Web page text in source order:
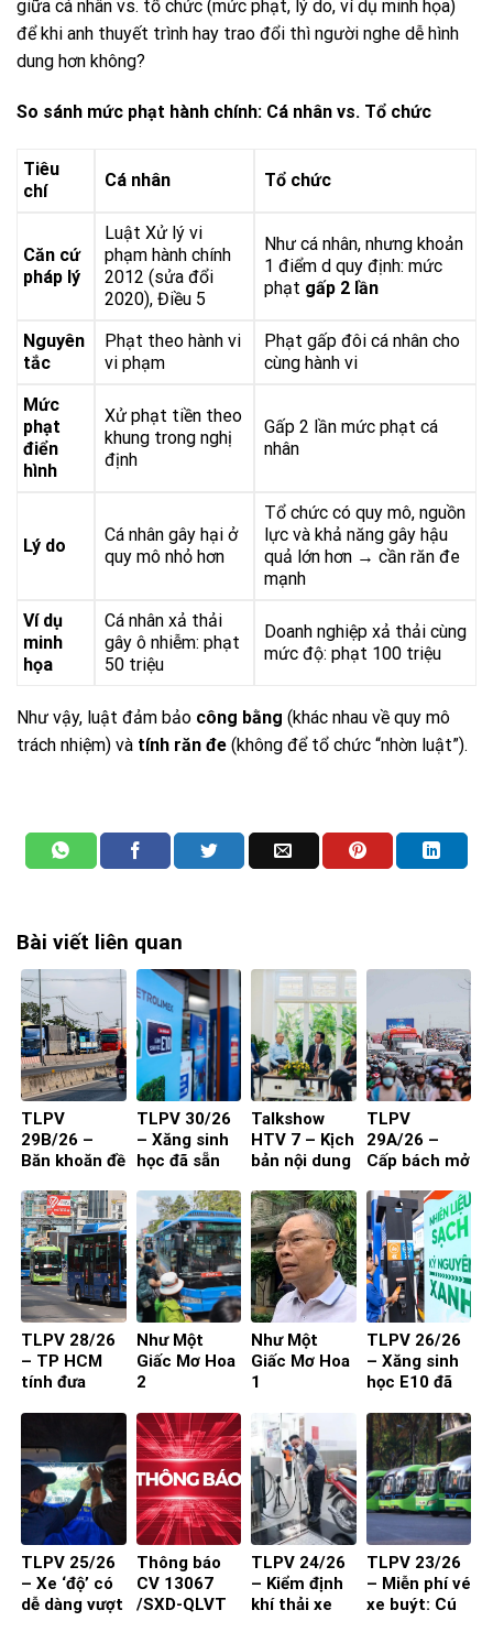
giữa cá nhân vs. tổ chức (mức phạt, lý do, ví dụ minh họa)
để khi anh thuyết trình hay trao đổi thì người nghe dễ hình
dung hơn không?
So sánh mức phạt hành chính: Cá nhân vs. Tổ chức
Tiêu
chí
Cá nhân Tổ chức
Căn cứ
pháp lý
Luật Xử lý vi
phạm hành chính
2012 (sửa đổi
2020), Điều 5
Như cá nhân, nhưng khoản
1 điểm d quy định: mức
phạt gấp 2 lần
Nguyên
tắc
Phạt theo hành vi
vi phạm
Phạt gấp đôi cá nhân cho
cùng hành vi
Mức
phạt
điển
hình
Xử phạt tiền theo
khung trong nghị
định
Gấp 2 lần mức phạt cá
nhân
Lý do
Cá nhân gây hại ở
quy mô nhỏ hơn
Tổ chức có quy mô, nguồn
lực và khả năng gây hậu
quả lớn hơn → cần răn đe
mạnh
Ví dụ
minh
họa
Cá nhân xả thải
gây ô nhiễm: phạt
50 triệu
Doanh nghiệp xả thải cùng
mức độ: phạt 100 triệu
Như vậy, luật đảm bảo công bằng (khác nhau về quy mô
trách nhiệm) và tính răn đe (không để tổ chức “nhờn luật”).
Bài viết liên quan
TLPV
29B/26 –
Băn khoăn đề
29 chỗ vào
nội đô
TP.HCM
TLPV 30/26
– Xăng sinh
học đã sẵn
Talkshow
HTV 7 – Kịch
bản nội dung
người
TLPV
29A/26 –
Cấp bách mở
TLPV 28/26
– TP HCM
tính đưa
nhỏ, khu dân
cư
Như Một
Giấc Mơ Hoa
2
Như Một
Giấc Mơ Hoa
1
TLPV 26/26
– Xăng sinh
học E10 đã
TLPV 25/26
– Xe ‘độ’ có
dễ dàng vượt
Thông báo
CV 13067
/SXD-QLVT
TLPV 24/26
– Kiểm định
khí thải xe
TLPV 23/26
– Miễn phí vé
xe buýt: Cú